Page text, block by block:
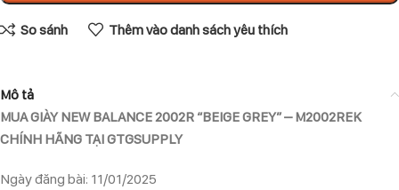
So sánh Thêm vào danh sách yêu thích
Mô tả
MUA GIÀY NEW BALANCE 2002R “BEIGE GREY” – M2002REK
CHÍNH HÃNG TẠI GTGSUPPLY
Ngày đăng bài: 11/01/2025